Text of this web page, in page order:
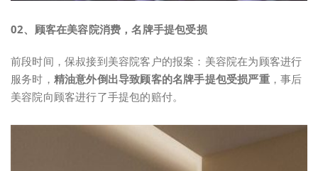
02、 顾客在美容院消费，名牌手提包受损
前段时间，保叔接到美容院客户的报案：美容院在为顾客进行
服务时， 精油意外倒出导致顾客的名牌手提包受损严重，事后
美容院向顾客进行了手提包的赔付。